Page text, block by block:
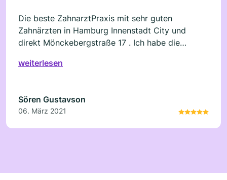
Die beste ZahnarztPraxis mit sehr guten
Zahnärzten in Hamburg Innenstadt City und
direkt Mönckebergstraße 17 . Ich habe die
nicht günstig war. Veneers und Bleaching
weiterlesen
Sören Gustavson
06. März 2021